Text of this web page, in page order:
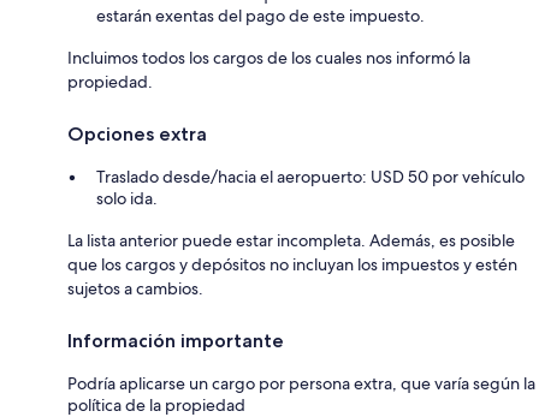
estarán exentas del pago de este impuesto.
Incluimos todos los cargos de los cuales nos informó la
propiedad.
Opciones extra
Traslado desde/hacia el aeropuerto: USD 50 por vehículo
solo ida.
La lista anterior puede estar incompleta. Además, es posible
que los cargos y depósitos no incluyan los impuestos y estén
sujetos a cambios.
Información importante
Podría aplicarse un cargo por persona extra, que varía según la
política de la propiedad